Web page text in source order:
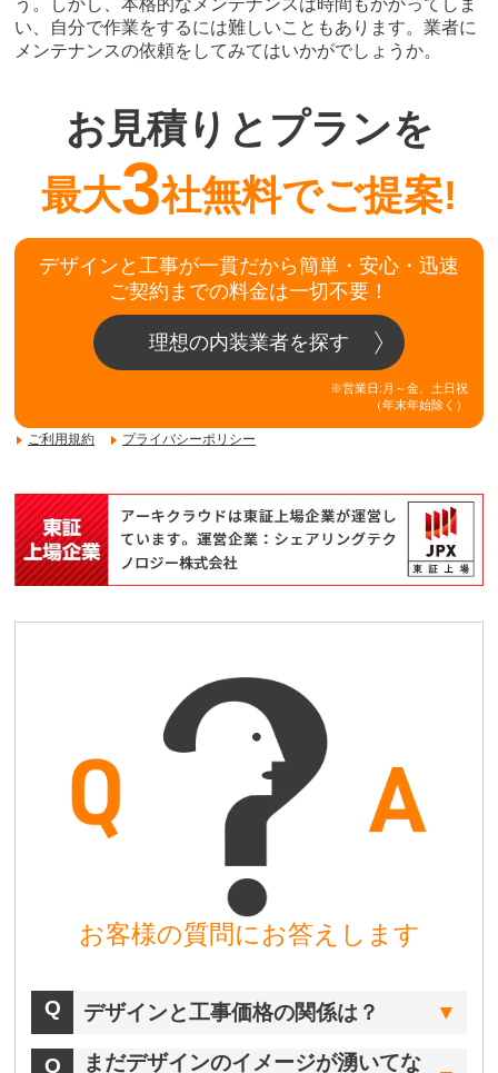
う。しかし、本格的なメンテナンスは時間もかかってしま
い、自分で作業をするには難しいこともあります。業者に
メンテナンスの依頼をしてみてはいかがでしょうか。
お見積りとプランを
最大3社無料でご提案!
デザインと工事が一貫だから簡単・安心・迅速
ご契約までの料金は一切不要！
理想の内装業者を探す
※営業日:月～金、土日祝
（年末年始除く）
ご利用規約 プライバシーポリシー
お客様の質問にお答えします
デザインと工事価格の関係は？
まだデザインのイメージが湧いてな